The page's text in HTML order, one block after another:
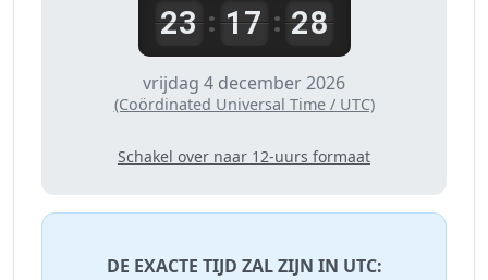
23: 17: 28
vrijdag 4 december 2026
(Coördinated Universal Time / UTC)
Schakel over naar 12-uurs formaat
DE EXACTE TIJD ZAL ZIJN IN UTC: